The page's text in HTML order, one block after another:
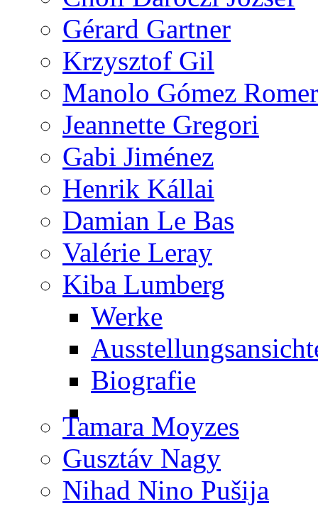
Gérard Gartner
Krzysztof Gil
Manolo Gómez
Jeannette Gregori
Gabi Jiménez
Henrik Kállai
Damian Le Bas
Valérie Leray
Kiba Lumberg
Werke
Biografie
Tamara Moyzes
Gusztáv Nagy
Nihad Nino Pušija